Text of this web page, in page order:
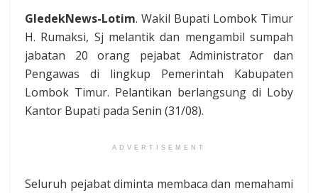
GledekNews-Lotim. Wakil Bupati Lombok Timur
H. Rumaksi, Sj melantik dan mengambil sumpah
jabatan 20 orang pejabat Administrator dan
Pengawas di lingkup Pemerintah Kabupaten
Lombok Timur. Pelantikan berlangsung di Loby
Kantor Bupati pada Senin (31/08).
ADVERTISEMENT
Seluruh pejabat diminta membaca dan memahami